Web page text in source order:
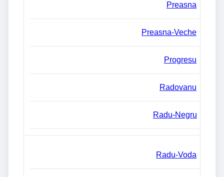
Preasna
Preasna-Veche
Progresu
Radovanu
Radu-Negru
Radu-Voda